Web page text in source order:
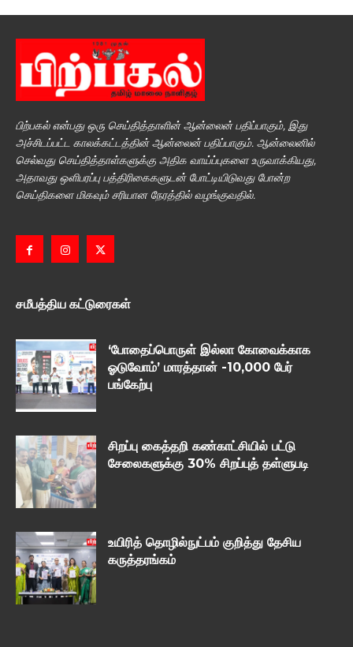
பிற்பகல் என்பது ஒரு செய்தித்தாளின் ஆன்லைன் பதிப்பாகும், இது
அச்சிடப்பட்ட காலக்கட்டத்தின் ஆன்லைன் பதிப்பாகும். ஆன்லைனில்
செல்வது செய்தித்தாள்களுக்கு அதிக வாய்ப்புகளை உருவாக்கியது,
அதாவது ஒளிபரப்பு பத்திரிகைகளுடன் போட்டியிடுவது போன்ற
செய்திகளை மிகவும் சரியான நேரத்தில் வழங்குவதில்.
சமீபத்திய கட்டுரைகள்
‘போதைப்பொருள் இல்லா கோவைக்காக
ஓடுவோம்’ மாரத்தான் -10,000 பேர்
பங்கேற்பு
சிறப்பு கைத்தறி கண்காட்சியில் பட்டு
சேலைகளுக்கு 30% சிறப்புத் தள்ளுபடி
உயிரித் தொழில்நுட்பம் குறித்து தேசிய
கருத்தரங்கம்